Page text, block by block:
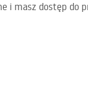
i masz dostęp do